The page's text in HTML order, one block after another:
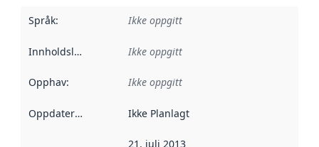
Språk: Ikke oppgitt
Innholdsleverandører :
Ikke oppgitt
Opphav: Ikke oppgitt
Oppdateringsfrekvens :
Ikke Planlagt
21. juli 2013